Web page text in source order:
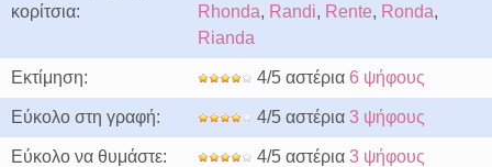
κορίτσια:
Rhonda, Randi, Rente, Ronda,
Rianda
Εκτίμηση: 4/5 αστέρια 6 ψήφους
Εύκολο στη γραφή: 4/5 αστέρια 3 ψήφους
Εύκολο να θυμάστε: 4/5 αστέρια 3 ψήφους